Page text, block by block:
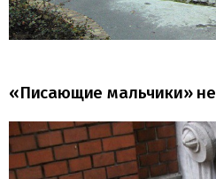
«Писающие мальчики»